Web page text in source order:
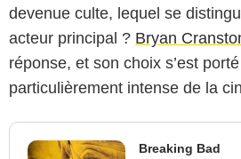
devenue culte, lequel se
acteur principal ? Bryan
réponse, et son choix s’est
particulièrement intense de la
Breaking Bad